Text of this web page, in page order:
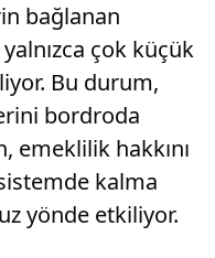
bağlanan
yalnızca çok küçük
Bu durum,
bordroda
emeklilik hakkını
kalma
yönde etkiliyor.